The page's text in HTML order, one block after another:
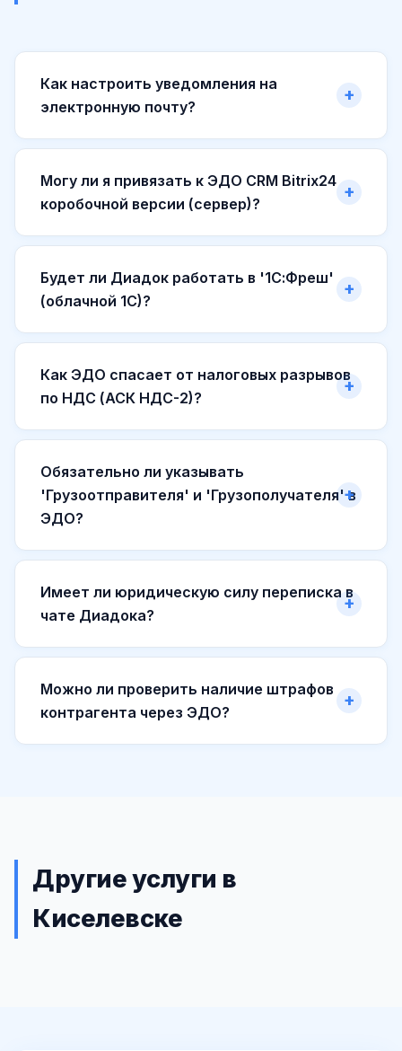
Как настроить уведомления на
электронную почту?
Могу ли я привязать к ЭДО CRM Bitrix24
коробочной версии (сервер)?
Будет ли Диадок работать в '1С:Фреш'
(облачной 1С)?
Как ЭДО спасает от налоговых разрывов
по НДС (АСК НДС-2)?
Обязательно ли указывать
'Грузоотправителя' и 'Грузополучателя' в
ЭДО?
Имеет ли юридическую силу переписка в
чате Диадока?
Можно ли проверить наличие штрафов
контрагента через ЭДО?
Другие услуги в
Киселевске